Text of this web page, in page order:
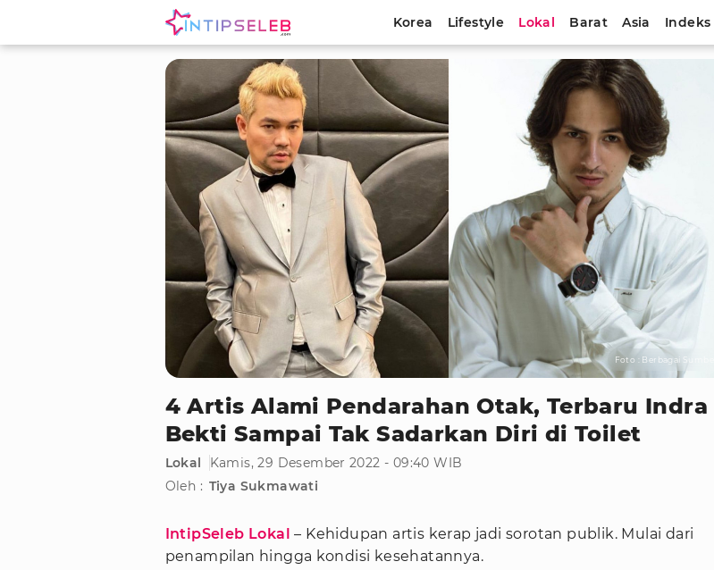
Korea Lifestyle Lokal Barat Asia Indeks
Foto : Berbagai Sumber
4 Artis Alami Pendarahan Otak, Terbaru Indra
Bekti Sampai Tak Sadarkan Diri di Toilet
Lokal
Kamis, 29 Desember 2022 - 09:40 WIB
Oleh : Tiya Sukmawati
IntipSeleb Lokal – Kehidupan artis kerap jadi sorotan publik. Mulai dari
penampilan hingga kondisi kesehatannya.